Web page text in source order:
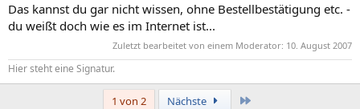
Das kannst du gar nicht wissen, ohne Bestellbestätigung etc. -
du weißt doch wie es im Internet ist...
Zuletzt bearbeitet von einem Moderator: 10. August 2007
Hier steht eine Signatur.
1 von 2 Nächste